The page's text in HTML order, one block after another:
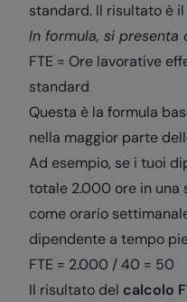
standard. Il risultato è il
In formula, si presenta
FTE = Ore lavorative
standard
Questa è la formula
nella maggior parte
Ad esempio, se i tuoi
totale 2.000 ore in una
come orario
dipendente a tempo
FTE = 2.000 / 40 = 50
Il risultato del calcolo